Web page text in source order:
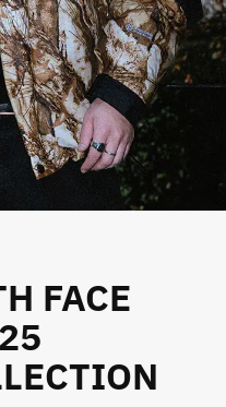
FACE